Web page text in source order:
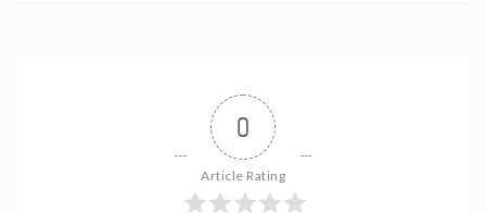
0
Article Rating